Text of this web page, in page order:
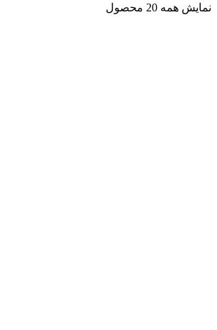
نمایش همه 20 محصول